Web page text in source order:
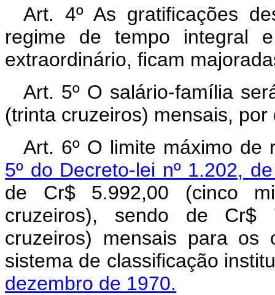
Art. 4º As gratificações
regime de tempo integral
extraordinário, ficam
Art. 5º O salário-família
(trinta cruzeiros) mensais, por
Art. 6º O limite máximo
5º do Decreto-lei nº 1.202,
de Cr$ 5.992,00 (cinco
cruzeiros), sendo de Cr$
cruzeiros) mensais para os
sistema de classificação
dezembro de 1970.